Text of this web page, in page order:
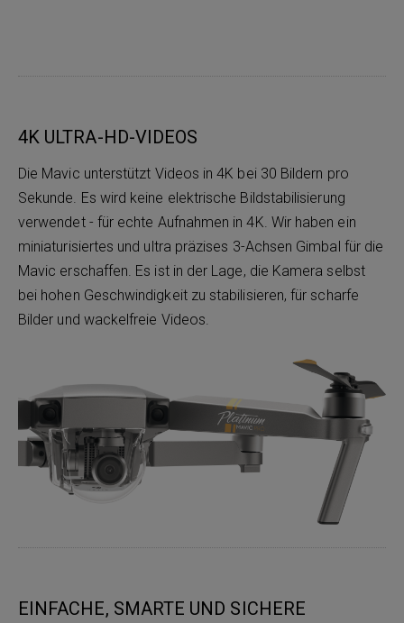
4K ULTRA-HD-VIDEOS
Die Mavic unterstützt Videos in 4K bei 30 Bildern pro
Sekunde. Es wird keine elektrische Bildstabilisierung
verwendet - für echte Aufnahmen in 4K. Wir haben ein
miniaturisiertes und ultra präzises 3-Achsen Gimbal für die
Mavic erschaffen. Es ist in der Lage, die Kamera selbst
bei hohen Geschwindigkeit zu stabilisieren, für scharfe
Bilder und wackelfreie Videos.
EINFACHE, SMARTE UND SICHERE